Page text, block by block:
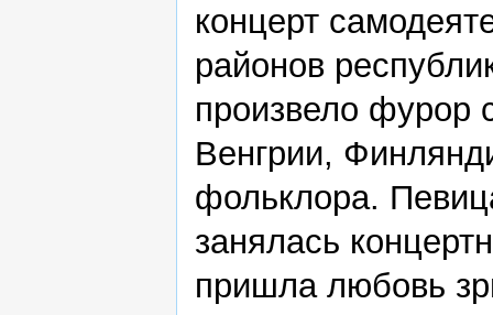
концерт
районов
произвело фурор
Венгрии,
фольклора.
занялась
пришла любовь